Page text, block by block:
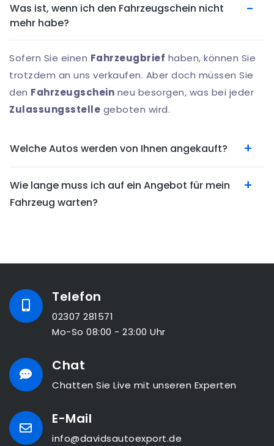
Was ist, wenn ich den Fahrzeugschein nicht
mehr habe?
Sofern Sie einen Fahrzeugbrief haben, können Sie
trotzdem an uns verkaufen. Aber doch müssen Sie
den Fahrzeugschein neu besorgen, was bei jeder
Zulassungsstelle geboten wird.
Welche Autos werden von Ihnen angekauft?
Wie lange muss ich auf ein Angebot für mein
Fahrzeug warten?
Telefon
02307 281571
Mo-So 08:00 - 23:00 Uhr
Chat
Chatten Sie Live mit unseren Experten
E-Mail
info@davidsautoexport.de